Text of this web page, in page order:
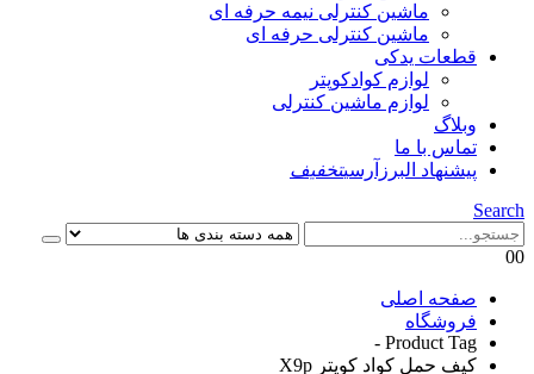
ماشین کنترلی نیمه حرفه ای
ماشین کنترلی حرفه ای
قطعات یدکی
لوازم کوادکوپتر
لوازم ماشین کنترلی
وبلاگ
تماس با ما
پیشنهاد البرزآرسیتخفیف
Search
00
صفحه اصلی
فروشگاه
Product Tag -
کیف حمل کواد کوپتر X9p